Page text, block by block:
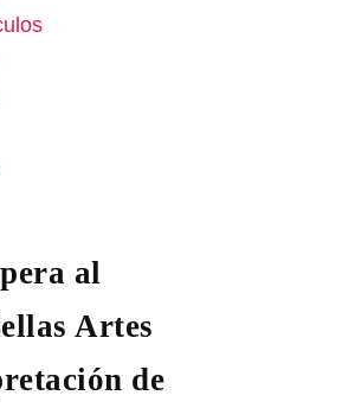
al
Artes
de